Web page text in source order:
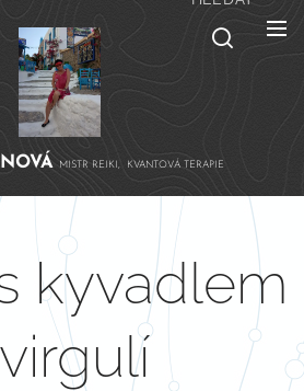
MISTR REIKI, KVANTOVÁ TERAPIE
kyvadlem